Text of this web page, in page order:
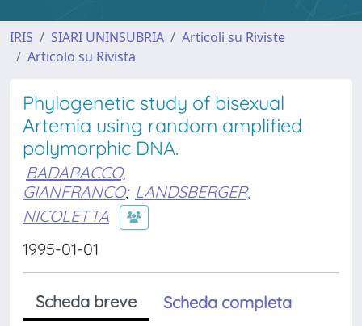
IRIS SIARI UNINSUBRIA
Articoli su Riviste
Articolo su Rivista
Phylogenetic study of bisexual
Artemia using random amplified
polymorphic DNA.
BADARACCO,
GIANFRANCO; LANDSBERGER,
NICOLETTA
1995-01-01
Scheda breve
Scheda completa